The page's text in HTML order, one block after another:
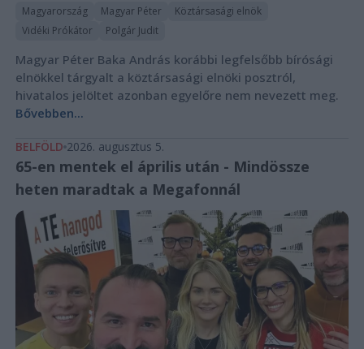
Magyarország Magyar Péter
Köztársasági elnök
Vidéki Prókátor
Polgár Judit
Magyar Péter Baka András korábbi legfelsőbb bírósági
elnökkel tárgyalt a köztársasági elnöki posztról,
hivatalos jelöltet azonban egyelőre nem nevezett meg.
Bővebben...
BELFÖLD 2026. augusztus 5.
65-en mentek el április után - Mindössze
heten maradtak a Megafonnál